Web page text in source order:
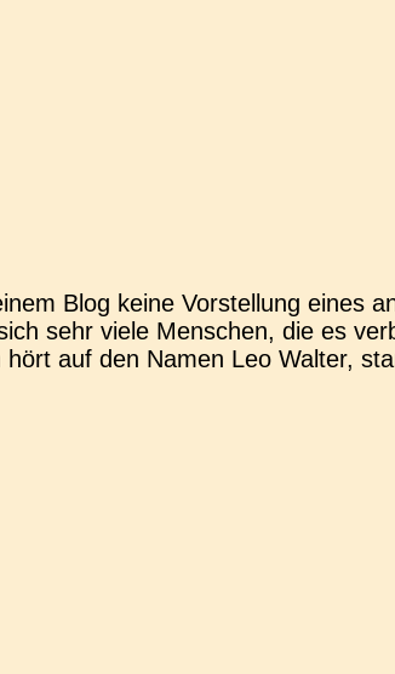
Blog keine Vor­stel­lung eines
sehr viele Men­schen, die es
auf den Namen Leo Walter,